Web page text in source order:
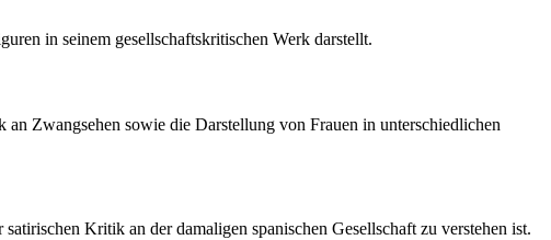
in seinem gesellschaftskritischen Werk darstellt.
Zwangsehen sowie die Darstellung von Frauen in unterschiedlichen
satirischen Kritik an der damaligen spanischen Gesellschaft zu verstehen ist.